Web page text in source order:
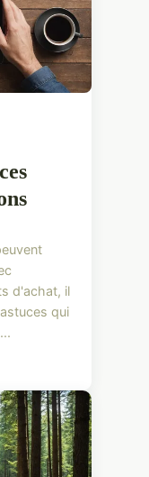
d'achat, il
qui